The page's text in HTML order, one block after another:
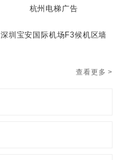
杭州电梯广告
深圳宝安国际机场F3候机区墙
查看更多 >